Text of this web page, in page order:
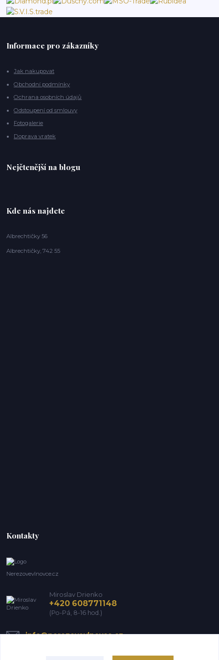
Informace pro zákazníky
Jak nakupovat
Obchodní podmínky
Ochrana osobních údajů
Odstoupení od smlouvy
Fotogalerie
Doprava vratek
Nejčtenější na blogu
Kde nás najdete
Albrechtičky 56
Albrechtičky, 742 55
Kontakty
Nerezovevlnovce.cz
Miroslav Drienko
+420 608771148
(Po-Pá, 8-16 hod.)
info@nerezovevlnovce.cz